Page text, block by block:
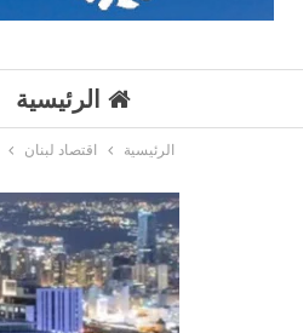
الرئيسية
الرئيسية اقتصاد لبنان